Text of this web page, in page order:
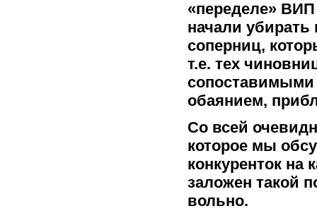
«переделе»
начали
соперниц,
т.е. тех
обаянием,
Со всей
которое мы
конкуренток на
заложен такой
вольно.